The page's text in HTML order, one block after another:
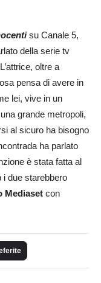
su Canale 5,
della serie tv
oltre a
pensa di avere in
lei, vive in un
grande metropoli,
al sicuro ha bisogno
ha parlato
è stata fatta al
i due starebbero
Mediaset con